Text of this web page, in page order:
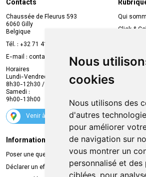
Nous
cookies
Nous utilisons des
d'autres
pour améliorer
de navigation sur
vous montrer un
personnalisé et des
ciblées, pour
Contacts
Chaussée de Fleurus 593
6060 Gilly
Belgique
Tél. : +32 71 41 32 10
E-mail : contact
mvapharma.be
Horaires
Lundi-Vendredi :
8h30-12h30 / 13h30-18h30
Samedi :
9h00-13h00
Venir à la pharmacie
Qui
Click &
Compte
Envoi
Suivez-
Informations légales
Poser une question
Déclarer un effet indésirable
Retrait à
Livraison